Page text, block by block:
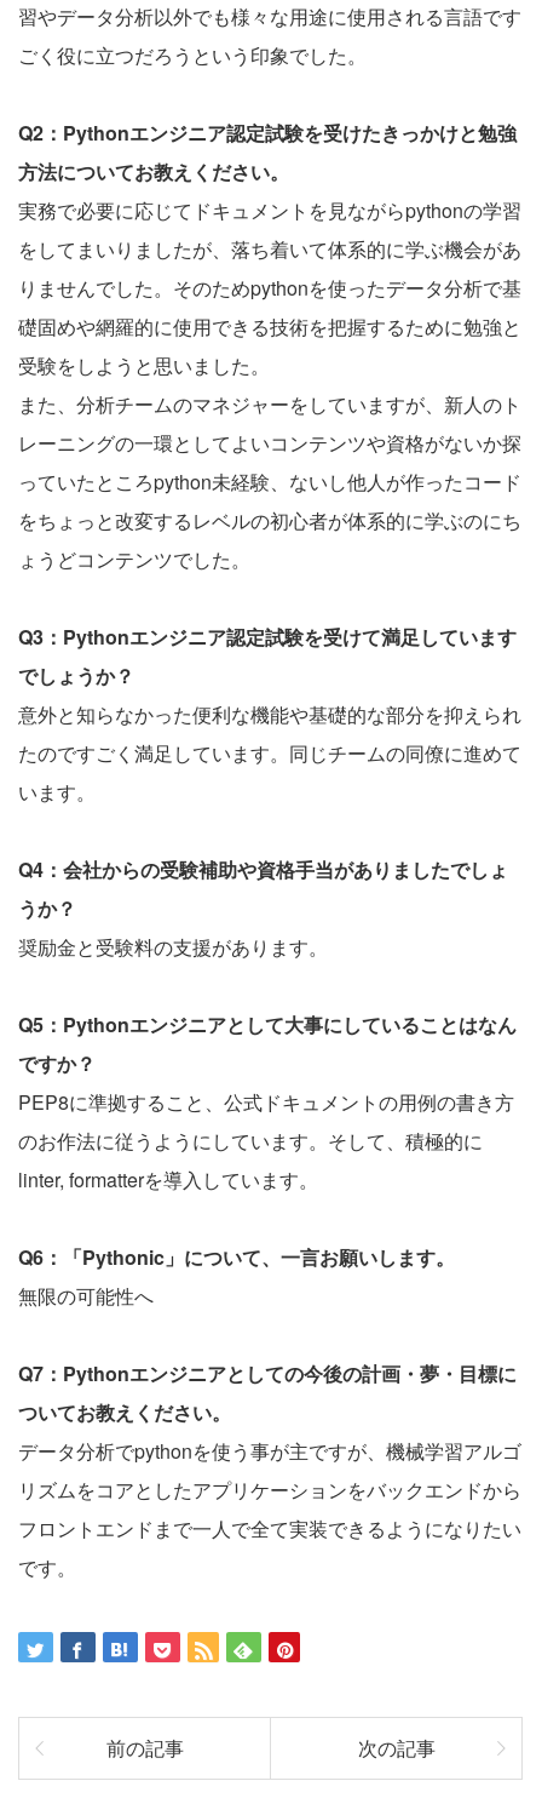
習やデータ分析以外でも様々な用途に使用される言語です
ごく役に立つだろうという印象でした。
Q2：Pythonエンジニア認定試験を受けたきっかけと勉強
方法についてお教えください。
実務で必要に応じてドキュメントを見ながらpythonの学習
をしてまいりましたが、落ち着いて体系的に学ぶ機会があ
りませんでした。そのためpythonを使ったデータ分析で基
礎固めや網羅的に使用できる技術を把握するために勉強と
受験をしようと思いました。
また、分析チームのマネジャーをしていますが、新人のト
レーニングの一環としてよいコンテンツや資格がないか探
っていたところpython未経験、ないし他人が作ったコード
をちょっと改変するレベルの初心者が体系的に学ぶのにち
ょうどコンテンツでした。
Q3：Pythonエンジニア認定試験を受けて満足しています
でしょうか？
意外と知らなかった便利な機能や基礎的な部分を抑えられ
たのですごく満足しています。同じチームの同僚に進めて
います。
Q4：会社からの受験補助や資格手当がありましたでしょ
うか？
奨励金と受験料の支援があります。
Q5：Pythonエンジニアとして大事にしていることはなん
ですか？
PEP8に準拠すること、公式ドキュメントの用例の書き方
のお作法に従うようにしています。そして、積極的に
linter, formatterを導入しています。
Q6：「Pythonic」について、一言お願いします。
無限の可能性へ
Q7：Pythonエンジニアとしての今後の計画・夢・目標に
ついてお教えください。
データ分析でpythonを使う事が主ですが、機械学習アルゴ
リズムをコアとしたアプリケーションをバックエンドから
フロントエンドまで一人で全て実装できるようになりたい
です。
前の記事 次の記事